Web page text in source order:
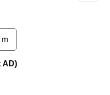
m
AD)auswählen